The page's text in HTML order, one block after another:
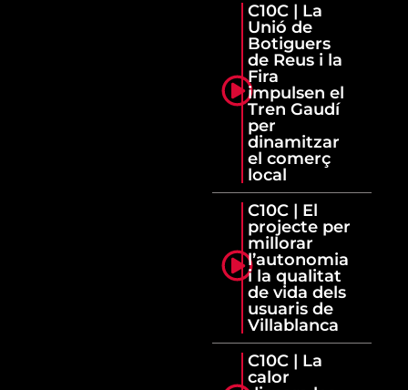
C10C | La
Unió de
Botiguers
de Reus i la
Fira
impulsen el
Tren Gaudí
per
dinamitzar
el comerç
local
C10C | El
projecte per
millorar
l’autonomia
i la qualitat
de vida dels
usuaris de
Villablanca
C10C | La
calor